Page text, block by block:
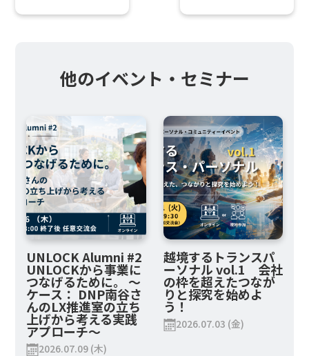
につける絶対王者の
5原則世界の40歳以
催するワークショッ
プにDBIC専用枠を
他のイベント・セミナー
UNLOCK Alumni #2
UNLOCKから事業に
つなげるために。 ～
ケース： DNP南谷さ
んのLX推進室の立ち
上げから考える実践
アプローチ～
2026.07.09 (木)
越境するトランスパ
ーソナル vol.1 会社
の枠を超えたつなが
りと探究を始めよ
う！
2026.07.03 (金)